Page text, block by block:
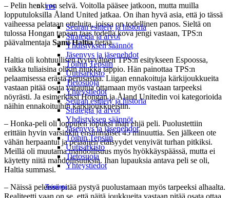
TPS
Seuran esittely ja historia
Strategia ja arvot
Yhdistyksen säännöt
Jäsenyys ja jäsenehdot
Töihin Tepsiin
Uutisarkisto
Tietosuoja
Yhteystiedot
Seuran esittely ja historia
Strategia ja arvot
Yhdistyksen säännöt
Jäsenyys ja jäsenehdot
Töihin Tepsiin
Uutisarkisto
Tietosuoja
Yhteystiedot
Toiminta
– Pelin henki on selvä. Voitolla pääsee jatkoon, mutta muilla
lopputuloksilla Åland United jatkaa. On ihan hyvä asia, että jo tässä
vaiheessa pelataan otteluita, joissa on todellinen panos. Sieltä on
tulossa Hongan tapaan taas todella kova jengi vastaan, TPS:n
päävalmentaja Sami Haltiatietää.
Haltia oli kohtuullisen tyytyväinen TPS:n esitykseen Espoossa,
vaikka tuliaisina olikin niukka tappio. Hän painottaa TPS:n
pelaamisessa erästä perusasiaa. Liigan ennakoituja kärkijoukkueita
vastaan pitää osata varautua ottamaan myös vastaan tarpeeksi
nöyrästi. Ja esimerkiksi Hongan ja Åland Unitedin voi kategorioida
näihin ennakoituihin kärkijoukkueisiin.
– Honka-peli oli loppujen lopuksi ihan ehjä peli. Puolustettiin
erittäin hyvin varsinkin ensimmäiset 45 minuuttia. Sen jälkeen ote
vähän herpaantui ja pelaajien etäisyydet venyivät turhan pitkiksi.
Meillä oli muutama mahdollisuus myös hyökkäyspäässä, mutta ei
käytetty niitä mahdollisuuksia. Ihan lupauksia antava peli se oli,
Haltia summasi.
– Näissä peleissä pitää pystyä puolustamaan myös tarpeeksi alhaalta.
Realiteetti vaan on se, että näitä joukkueita vastaan pitää osata ottaa